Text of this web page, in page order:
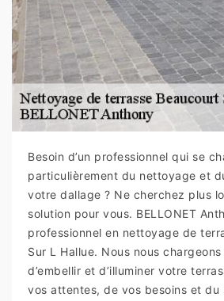
Besoin d’un professionnel qui se
particulièrement du nettoyage et
votre dallage ? Ne cherchez plus
solution pour vous. BELLONET
professionnel en nettoyage de
Sur L Hallue. Nous nous
d’embellir et d’illuminer votre
vos attentes, de vos besoins et du